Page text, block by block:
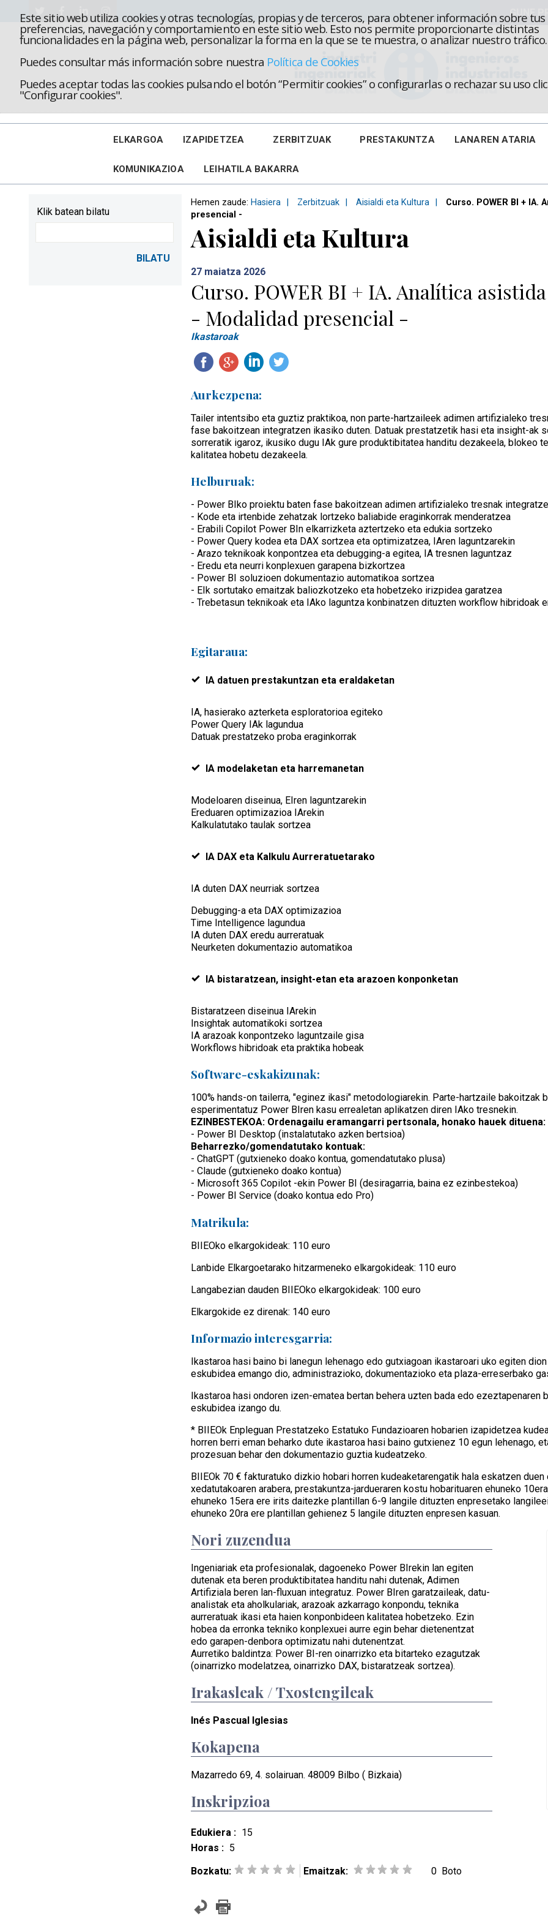
Este sitio web utiliza cookies y otras tecnologías, propias y de terceros, para obtener información sobre tus
preferencias, navegación y comportamiento en este sitio web. Esto nos permite proporcionarte distintas
funcionalidades en la página web, personalizar la forma en la que se te muestra, o analizar nuestro tráfico.
Puedes consultar más información sobre nuestra Política de Cookies
Puedes aceptar todas las cookies pulsando el botón “Permitir cookies” o configurarlas o rechazar su uso
"Configurar cookies".
ELKARGOA IZAPIDETZEA ZERBITZUAK PRESTAKUNTZA LANAREN ATARIA
KOMUNIKAZIOA LEIHATILA BAKARRA
Hemen zaude: Hasiera Zerbitzuak Aisialdi eta Kultura
Curso. POWER BI +
presencial -
Aisialdi eta Kultura
27 maiatza 2026
Curso. POWER BI + IA. Analítica
- Modalidad presencial -
Ikastaroak
Aurkezpena:
Tailer intentsibo eta guztiz praktikoa, non parte-hartzaileek adimen artifizialeko
fase bakoitzean integratzen ikasiko duten. Datuak prestatzetik hasi eta insight-ak
sorreratik igaroz, ikusiko dugu IAk gure produktibitatea handitu dezakeela, blokeo
kalitatea hobetu dezakeela.
Helburuak:
- Power BIko proiektu baten fase bakoitzean adimen artifizialeko tresnak
- Kode eta irtenbide zehatzak lortzeko baliabide eraginkorrak menderatzea
- Erabili Copilot Power BIn elkarrizketa aztertzeko eta edukia sortzeko
- Power Query kodea eta DAX sortzea eta optimizatzea, IAren laguntzarekin
- Arazo teknikoak konpontzea eta debugging-a egitea, IA tresnen laguntzaz
- Eredu eta neurri konplexuen garapena bizkortzea
- Power BI soluzioen dokumentazio automatikoa sortzea
- EIk sortutako emaitzak baliozkotzeko eta hobetzeko irizpidea garatzea
- Trebetasun teknikoak eta IAko laguntza konbinatzen dituzten workflow hibridoak
Egitaraua:
IA datuen prestakuntzan eta eraldaketan
IA, hasierako azterketa esploratorioa egiteko
Power Query IAk lagundua
Datuak prestatzeko proba eraginkorrak
IA modelaketan eta harremanetan
Modeloaren diseinua, EIren laguntzarekin
Ereduaren optimizazioa IArekin
Kalkulatutako taulak sortzea
IA DAX eta Kalkulu Aurreratuetarako
IA duten DAX neurriak sortzea
Debugging-a eta DAX optimizazioa
Time Intelligence lagundua
IA duten DAX eredu aurreratuak
Neurketen dokumentazio automatikoa
IA bistaratzean, insight-etan eta arazoen konponketan
Bistaratzeen diseinua IArekin
Insightak automatikoki sortzea
IA arazoak konpontzeko laguntzaile gisa
Workflows hibridoak eta praktika hobeak
Software-eskakizunak:
100% hands-on tailerra, "eginez ikasi" metodologiarekin. Parte-hartzaile bakoitzak
esperimentatuz Power BIren kasu errealetan aplikatzen diren IAko tresnekin.
EZINBESTEKOA: Ordenagailu eramangarri pertsonala, honako hauek dituena:
- Power BI Desktop (instalatutako azken bertsioa)
Beharrezko/gomendatutako kontuak:
- ChatGPT (gutxieneko doako kontua, gomendatutako plusa)
- Claude (gutxieneko doako kontua)
- Microsoft 365 Copilot -ekin Power BI (desiragarria, baina ez ezinbestekoa)
- Power BI Service (doako kontua edo Pro)
Matrikula:
BIIEOko elkargokideak: 110 euro
Lanbide Elkargoetarako hitzarmeneko elkargokideak: 110 euro
Langabezian dauden BIIEOko elkargokideak: 100 euro
Elkargokide ez direnak: 140 euro
Informazio interesgarria:
Ikastaroa hasi baino bi lanegun lehenago edo gutxiagoan ikastaroari uko egiten
eskubidea emango dio, administrazioko, dokumentazioko eta plaza-erreserbako
Ikastaroa hasi ondoren izen-ematea bertan behera uzten bada edo ezeztapenaren
eskubidea izango du.
* BIIEOk Enpleguan Prestatzeko Estatuko Fundazioaren hobarien izapidetzea
horren berri eman beharko dute ikastaroa hasi baino gutxienez 10 egun lehenago,
prozesuan behar den dokumentazio guztia kudeatzeko.
BIIEOk 70 € fakturatuko dizkio hobari horren kudeaketarengatik hala eskatzen
xedatutakoaren arabera, prestakuntza-jardueraren kostu hobarituaren ehuneko
ehuneko 15era ere irits daitezke plantillan 6-9 langile dituzten enpresetako
ehuneko 20ra ere plantillan gehienez 5 langile dituzten enpresen kasuan.
Nori zuzendua
Ingeniariak eta profesionalak, dagoeneko Power BIrekin lan egiten
dutenak eta beren produktibitatea handitu nahi dutenak, Adimen
Artifiziala beren lan-fluxuan integratuz. Power BIren garatzaileak, datu-
analistak eta aholkulariak, arazoak azkarrago konpondu, teknika
aurreratuak ikasi eta haien konponbideen kalitatea hobetzeko. Ezin
hobea da erronka tekniko konplexuei aurre egin behar dietenentzat
edo garapen-denbora optimizatu nahi dutenentzat.
Aurretiko baldintza: Power BI-ren oinarrizko eta bitarteko ezagutzak
(oinarrizko modelatzea, oinarrizko DAX, bistaratzeak sortzea).
Irakasleak / Txostengileak
Inés Pascual Iglesias
Kokapena
Mazarredo 69, 4. solairuan. 48009 Bilbo ( Bizkaia)
Inskripzioa
Edukiera : 15
Horas : 5
Bozkatu:
Emaitzak: 0 Boto
Klik batean bilatu